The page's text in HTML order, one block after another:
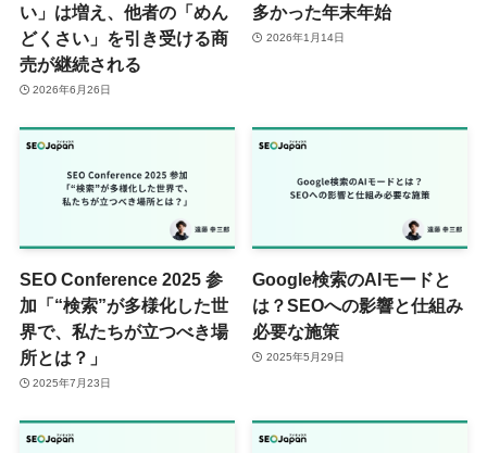
い」は増え、他者の「めん
どくさい」を引き受ける商
売が継続される
2026年6月26日
多かった年末年始
2026年1月14日
SEO Conference 2025 参
加「“検索”が多様化した世
界で、私たちが立つべき場
所とは？」
2025年7月23日
Google検索のAIモードと
は？SEOへの影響と仕組み
必要な施策
2025年5月29日